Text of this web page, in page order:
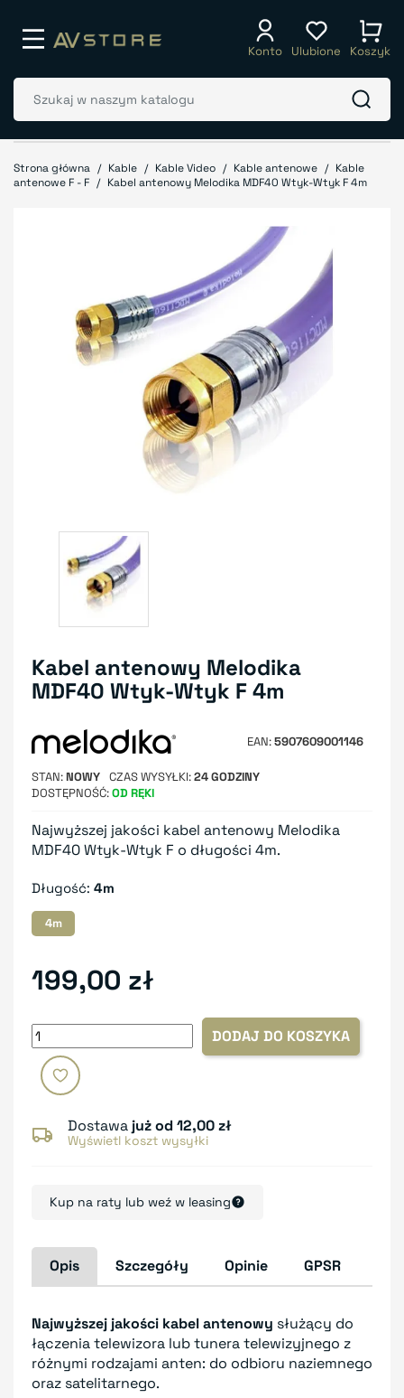
Konto Ulubione Koszyk
Strona główna Kable Kable Video Kable antenowe
Kable
antenowe F - F
Kabel antenowy Melodika MDF40 Wtyk-Wtyk F 4m
Kabel antenowy Melodika
MDF40 Wtyk-Wtyk F 4m
EAN 5907609001146
STAN NOWY CZAS WYSYŁKI 24 GODZINY
DOSTĘPNOŚĆ OD RĘKI
Najwyższej jakości kabel antenowy Melodika
MDF40 Wtyk-Wtyk F o długości 4m.
Długość: 4m
4m
199,00 zł
DODAJ DO KOSZYKA
Dostawa już od 12,00 zł
Wyświetl koszt wysyłki
Kup na raty lub weź w leasing
Opis Szczegóły Opinie GPSR
Najwyższej jakości kabel antenowy służący do
łączenia telewizora lub tunera telewizyjnego z
różnymi rodzajami anten: do odbioru naziemnego
oraz satelitarnego.